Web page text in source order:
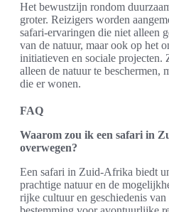
Het bewustzijn rondom
groter. Reizigers worden
safari-ervaringen die niet alleen
van de natuur, maar ook op het
initiatieven en sociale projecten.
alleen de natuur te beschermen,
die er wonen.
FAQ
Waarom zou ik een safari in
overwegen?
Een safari in Zuid-Afrika biedt
prachtige natuur en de
rijke cultuur en geschiedenis